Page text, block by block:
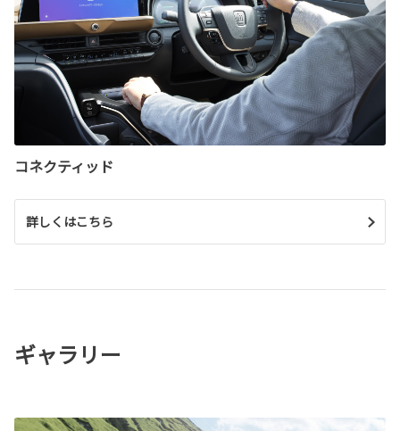
コネクティッド
詳しくはこちら
ギャラリー